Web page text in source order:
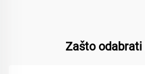
Zašto